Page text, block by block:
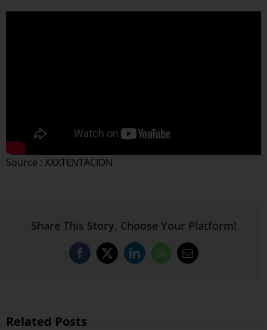
Source : XXXTENTACION
Share This Story, Choose Your Platform!
Facebook
X LinkedInWhatsApp
Email
Related Posts